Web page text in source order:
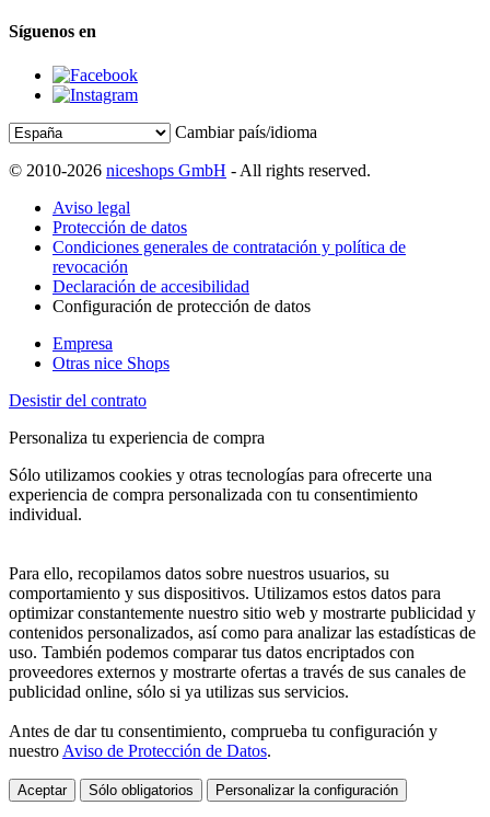
Síguenos en
Cambiar país/idioma
© 2010-2026 niceshops GmbH - All rights reserved.
Aviso legal
Protección de datos
Condiciones generales de contratación y política de
revocación
Declaración de accesibilidad
Configuración de protección de datos
Empresa
Otras nice Shops
Desistir del contrato
Personaliza tu experiencia de compra
Sólo utilizamos cookies y otras tecnologías para ofrecerte una
experiencia de compra personalizada con tu consentimiento
individual.
Para ello, recopilamos datos sobre nuestros usuarios, su
comportamiento y sus dispositivos. Utilizamos estos datos para
optimizar constantemente nuestro sitio web y mostrarte publicidad y
contenidos personalizados, así como para analizar las estadísticas de
uso. También podemos comparar tus datos encriptados con
proveedores externos y mostrarte ofertas a través de sus canales de
publicidad online, sólo si ya utilizas sus servicios.
Antes de dar tu consentimiento, comprueba tu configuración y
nuestro Aviso de Protección de Datos.
Aceptar Sólo obligatorios Personalizar la configuración